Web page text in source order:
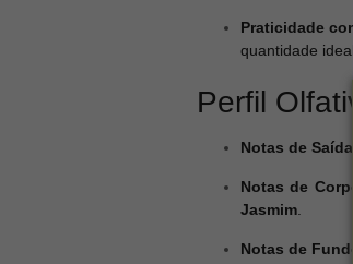
Praticidade
quantidade
Perfil
Notas de Saída:
Notas de
Jasmim.
Notas de